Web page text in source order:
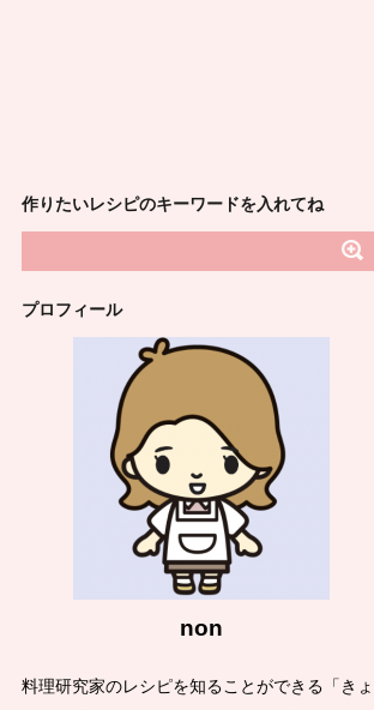
作りたいレシピのキーワードを入れてね
プロフィール
non
料理研究家のレシピを知ることができる「きょ